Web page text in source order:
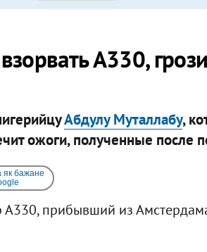
А330,
Абдулу Муталлабу,
ожоги, полученные после
як бажане
А330, прибывший из